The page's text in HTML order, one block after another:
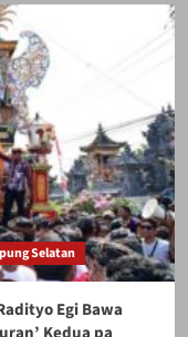
Selatan
Egi Bawa